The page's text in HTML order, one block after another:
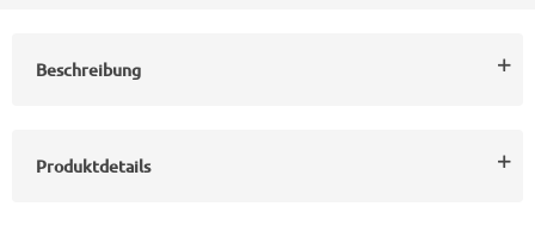
Beschreibung
Produktdetails